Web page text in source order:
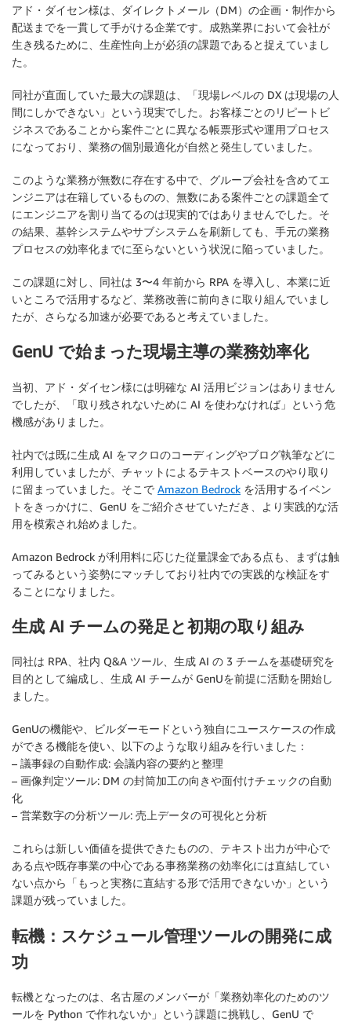
アド・ダイセン様は、ダイレクトメール（DM）の企画・制作から
配送までを一貫して手がける企業です。成熟業界において会社が
生き残るために、生産性向上が必須の課題であると捉えていまし
た。
同社が直面していた最大の課題は、「現場レベルの DX は現場の人
間にしかできない」という現実でした。お客様ごとのリピートビ
ジネスであることから案件ごとに異なる帳票形式や運用プロセス
になっており、業務の個別最適化が自然と発生していました。
このような業務が無数に存在する中で、グループ会社を含めてエ
ンジニアは在籍しているものの、無数にある案件ごとの課題全て
にエンジニアを割り当てるのは現実的ではありませんでした。そ
の結果、基幹システムやサブシステムを刷新しても、手元の業務
プロセスの効率化までに至らないという状況に陥っていました。
この課題に対し、同社は 3〜4 年前から RPA を導入し、本業に近
いところで活用するなど、業務改善に前向きに取り組んでいまし
たが、さらなる加速が必要であると考えていました。
GenU で始まった現場主導の業務効率化
当初、アド・ダイセン様には明確な AI 活用ビジョンはありません
でしたが、「取り残されないために AI を使わなければ」という危
機感がありました。
社内では既に生成 AI をマクロのコーディングやブログ執筆などに
利用していましたが、チャットによるテキストベースのやり取り
に留まっていました。そこで Amazon Bedrock を活用するイベン
トをきっかけに、GenU をご紹介させていただき、より実践的な活
用を模索され始めました。
Amazon Bedrock が利用料に応じた従量課金である点も、まずは触
ってみるという姿勢にマッチしており社内での実践的な検証をす
ることになりました。
生成 AI チームの発足と初期の取り組み
同社は RPA、社内 Q&A ツール、生成 AI の 3 チームを基礎研究を
目的として編成し、生成 AI チームが GenUを前提に活動を開始し
ました。
GenUの機能や、ビルダーモードという独自にユースケースの作成
ができる機能を使い、以下のような取り組みを行いました：
– 議事録の自動作成: 会議内容の要約と整理
– 画像判定ツール: DM の封筒加工の向きや面付けチェックの自動
化
– 営業数字の分析ツール: 売上データの可視化と分析
これらは新しい価値を提供できたものの、テキスト出力が中心で
ある点や既存事業の中心である事務業務の効率化には直結してい
ない点から「もっと実務に直結する形で活用できないか」という
課題が残っていました。
転機：スケジュール管理ツールの開発に成
功
転機となったのは、名古屋のメンバーが「業務効率化のためのツ
ールを Python で作れないか」という課題に挑戦し、GenU で